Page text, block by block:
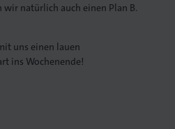
natürlich auch einen Plan B.
uns einen lauen
ins Wochenende!